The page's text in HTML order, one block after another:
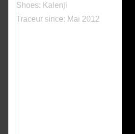
Shoes: Kalenji
Traceur since: Mai 2012